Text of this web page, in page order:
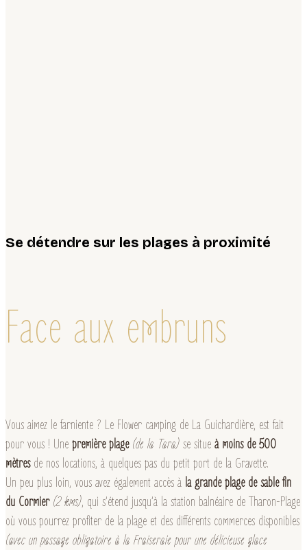
Se détendre sur les plages à proximité
Face aux embruns
Vous aimez le farniente ? Le Flower camping de La Guichardière, est fait
pour vous ! Une première plage (de la Tara) se situe à moins de 500
mètresde nos locations, à quelques pas du petit port de la Gravette.
Un peu plus loin, vous avez également accès à la grande plage de sable fin
du Cormier (2 kms), qui s’étend jusqu’à la station balnéaire de Tharon-Plage
où vous pourrez profiter de la plage et des différents commerces disponibles
(avec un passage obligatoire à la Fraiseraie pour une délicieuse glace